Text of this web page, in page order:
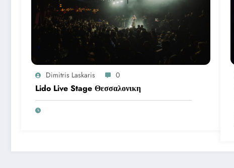
Dimitris Laskaris 0
Lido Live Stage Θεσσαλονικη